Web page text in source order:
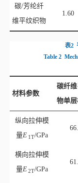
碳/芳纶纤
维平纹织物
1.60
表2
Table 2
材料参数
碳纤
物单
纵向拉伸模
量E 1T/GPa
横向拉伸模
量E2T/GPa